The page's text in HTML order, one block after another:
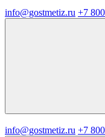
info@gostmetiz.ru +7
info@gostmetiz.ru +7